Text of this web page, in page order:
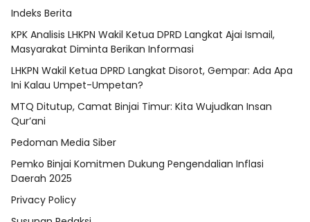
Indeks Berita
KPK Analisis LHKPN Wakil Ketua DPRD Langkat Ajai Ismail,
Masyarakat Diminta Berikan Informasi
LHKPN Wakil Ketua DPRD Langkat Disorot, Gempar: Ada Apa
Ini Kalau Umpet-Umpetan?
MTQ Ditutup, Camat Binjai Timur: Kita Wujudkan Insan
Qur’ani
Pedoman Media Siber
Pemko Binjai Komitmen Dukung Pengendalian Inflasi
Daerah 2025
Privacy Policy